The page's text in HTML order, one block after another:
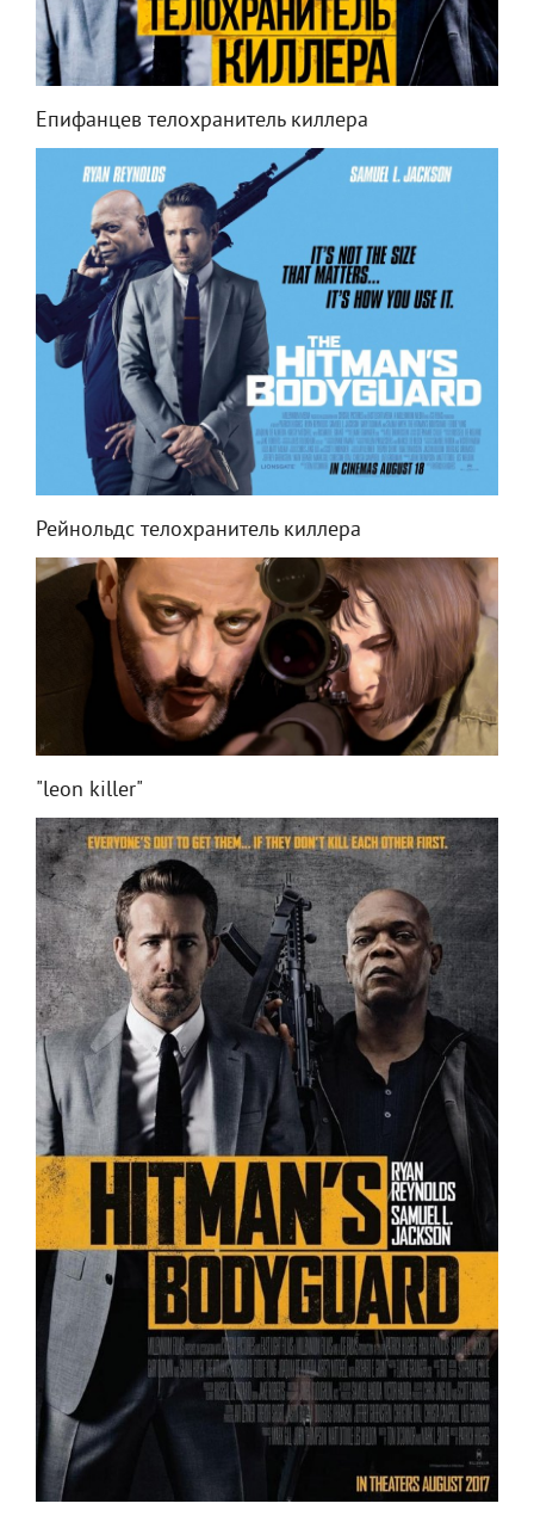
Епифанцев телохранитель киллера
Рейнольдс телохранитель киллера
"leon killer"